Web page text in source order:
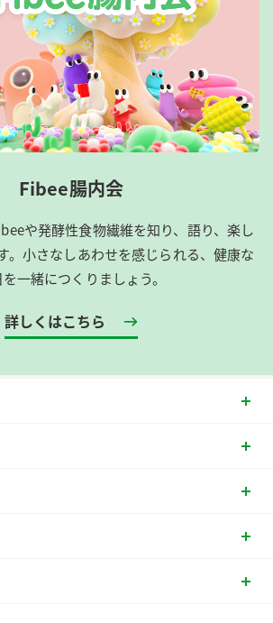
Fibee腸内会
や発酵性食物繊維を知り、語り、楽し
。​小さなしあわせを感じられる、健康な
一緒につくりましょう。
詳しくはこちら